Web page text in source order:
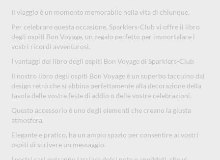
Il viaggio è un momento memorabile nella vita di chiunque.
Per celebrare questa occasione, Sparklers-Club vi offre il libro
degli ospiti Bon Voyage, un regalo perfetto per immortalare i
vostri ricordi avventurosi.
I vantaggi del libro degli ospiti Bon Voyage di Sparklers-Club
Il nostro libro degli ospiti Bon Voyage è un superbo taccuino dal
design retrò che si abbina perfettamente alla decorazione della
tavola delle vostre feste di addio o delle vostre celebrazioni.
Questo accessorio è uno degli elementi che creano la giusta
atmosfera.
Elegante e pratico, ha un ampio spazio per consentire ai vostri
ospiti di scrivere un messaggio.